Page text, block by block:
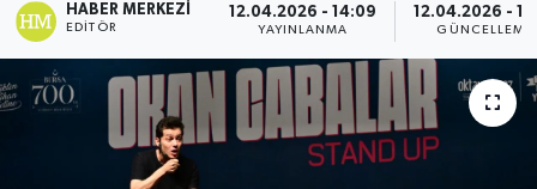
HABER MERKEZI
EDITÖR
12.04.2026 - 14:09
YAYINLANMA
12.04.2026 -
GÜNCELLEME